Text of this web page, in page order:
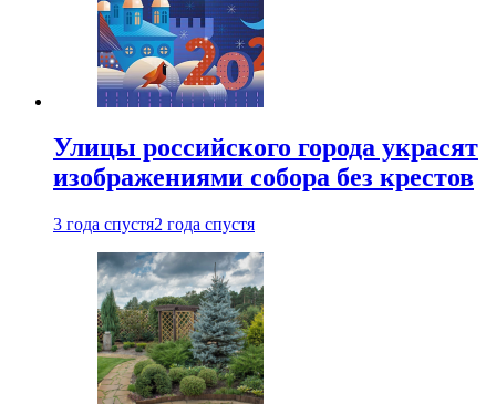
Улицы российского города украсят
изображениями собора без крестов
3 года спустя2 года спустя